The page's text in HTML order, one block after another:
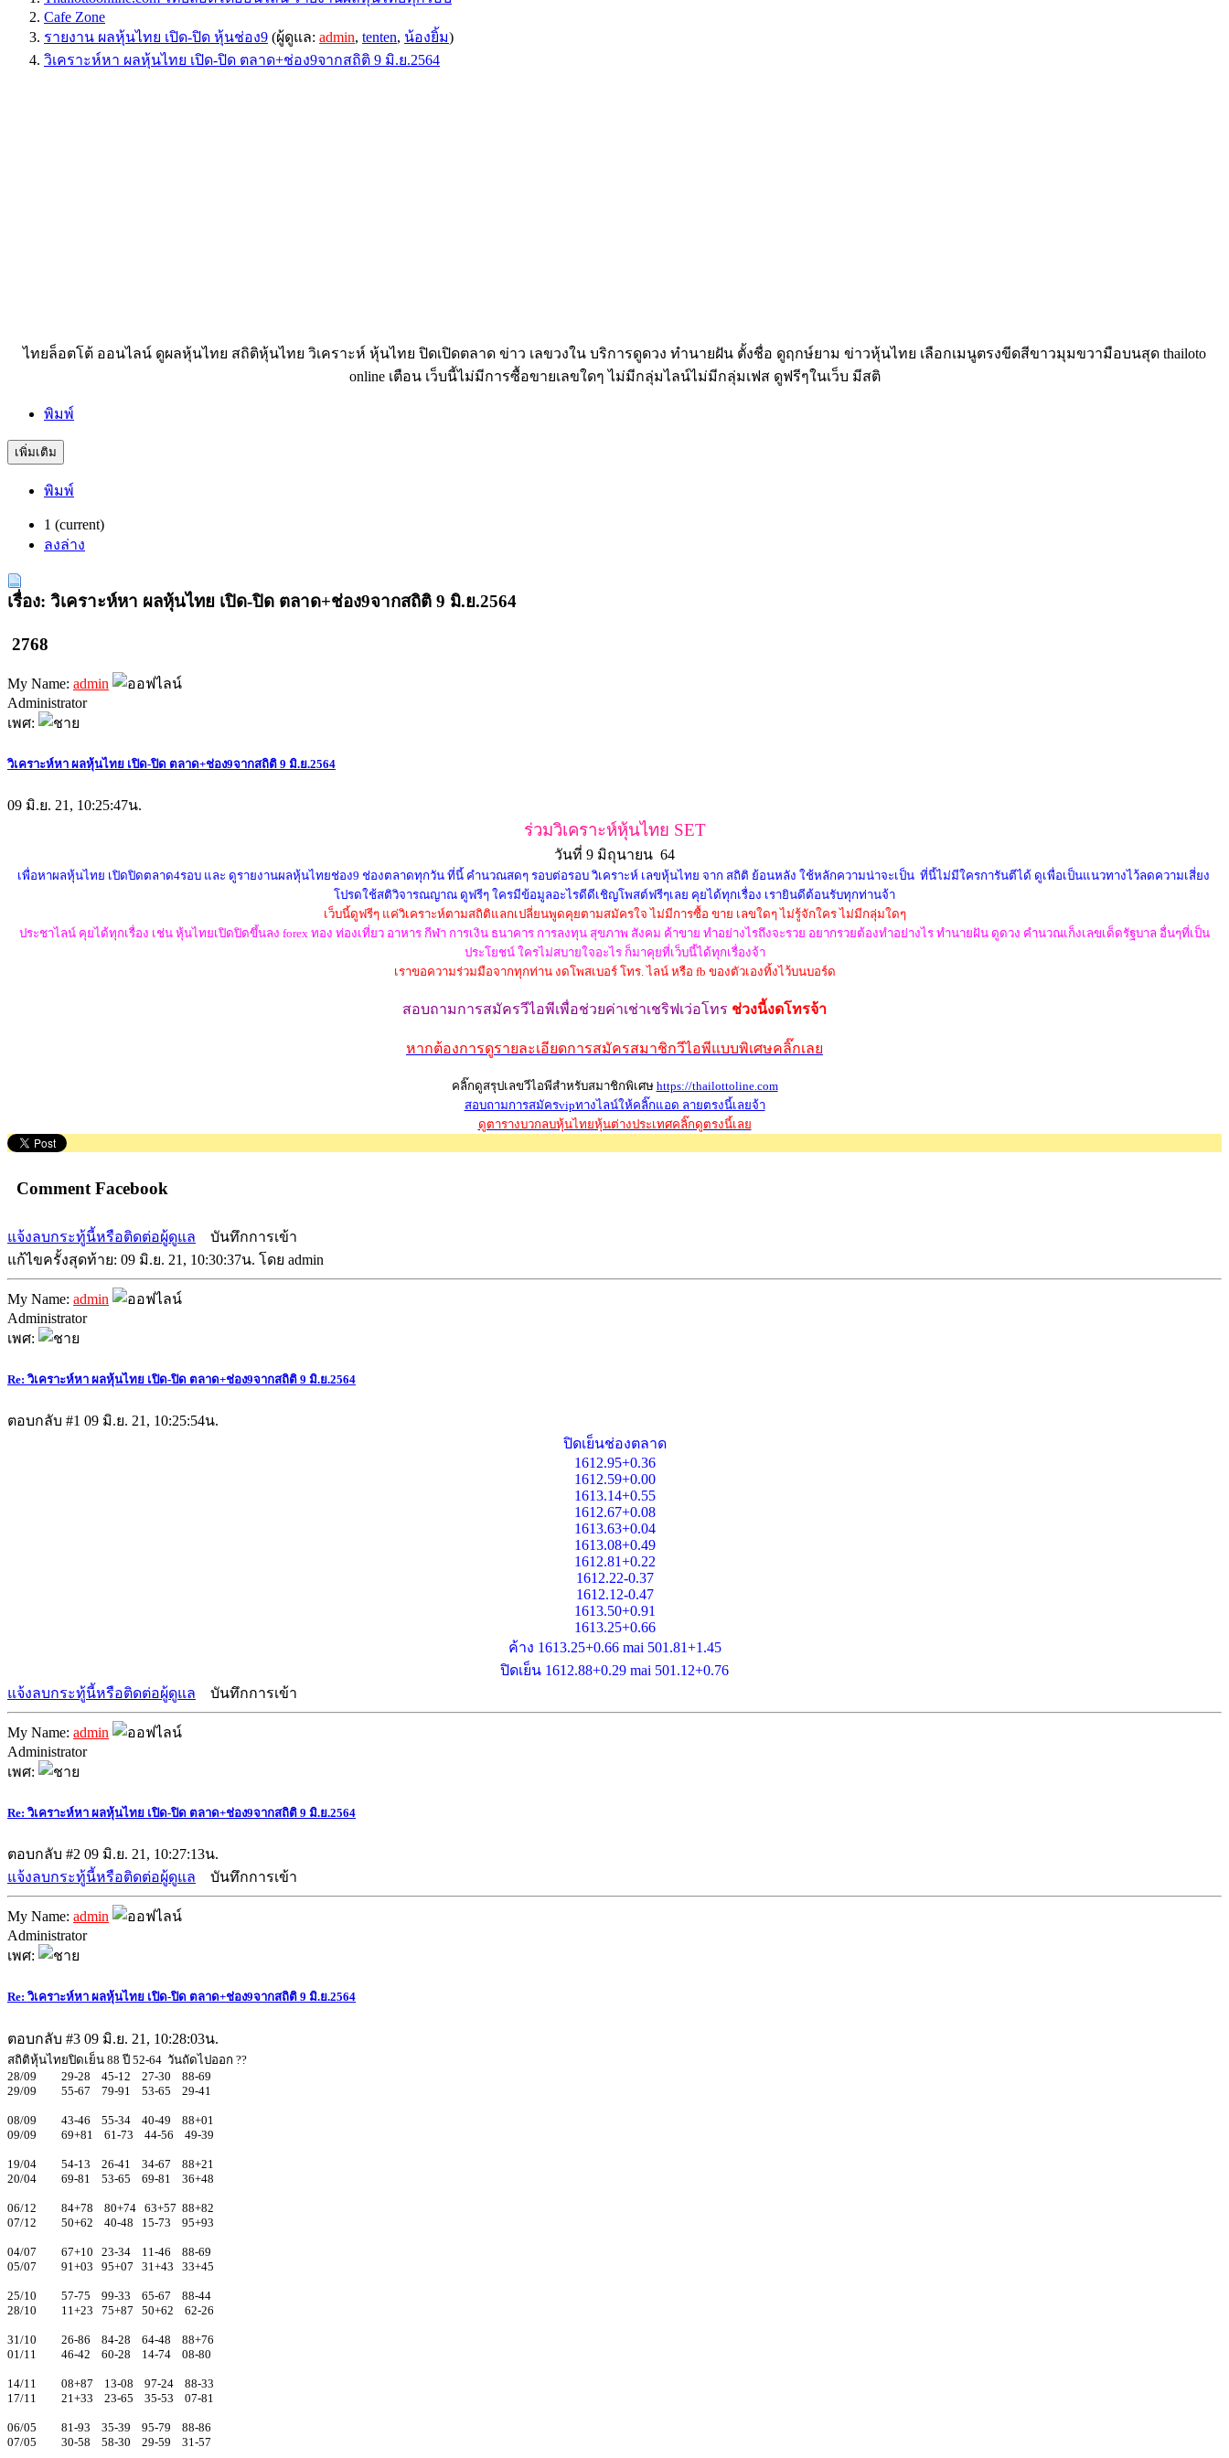
Cafe Zone
รายงาน ผลหุ้นไทย เปิด-ปิด หุ้นช่อง9 (ผู้ดูแล: admin, tenten, น้องยิ้ม)
วิเคราะห์หา ผลหุ้นไทย เปิด-ปิด ตลาด+ช่อง9จากสถิติ 9 มิ.ย.2564
ไทยล็อตโต้ ออนไลน์ ดูผลหุ้นไทย สถิติหุ้นไทย วิเคราะห์ หุ้นไทย ปิดเปิดตลาด ข่าว เลขวงใน บริการดูดวง ทำนายฝัน ตั้งชื่อ ดูฤกษ์ยาม ข่าวหุ้นไทย เลือกเมนูตรงขีดสีขาวมุมขวามือบนสุด thailoto
online เตือน เว็บนี้ไม่มีการซื้อขายเลขใดๆ ไม่มีกลุ่มไลน์ไม่มีกลุ่มเฟส ดูฟรีๆในเว็บ มีสติ
พิมพ์
เพิ่มเติม
พิมพ์
1 (current)
ลงล่าง
เรื่อง: วิเคราะห์หา ผลหุ้นไทย เปิด-ปิด ตลาด+ช่อง9จากสถิติ 9 มิ.ย.2564
2768
My Name: admin
Administrator
เพศ:
วิเคราะห์หา ผลหุ้นไทย เปิด-ปิด ตลาด+ช่อง9จากสถิติ 9 มิ.ย.2564
09 มิ.ย. 21, 10:25:47น.
ร่วมวิเคราะห์หุ้นไทย SET
วันที่ 9 มิถุนายน 64
เพื่อหาผลหุ้นไทย เปิดปิดตลาด4รอบ และ ดูรายงานผลหุ้นไทยช่อง9 ช่องตลาดทุกวัน ที่นี้ คำนวณสดๆ รอบต่อรอบ วิเคราะห์ เลขหุ้นไทย จาก สถิติ ย้อนหลัง ใช้หลักความน่าจะเป็น ที่นี้ไม่มีใครการันตีได้ ดูเพื่อเป็นแนวทางไว้ลดความเสี่ยง
โปรดใช้สติวิจารณญาณ ดูฟรีๆ ใครมีข้อมูลอะไรดีดีเชิญโพสต์ฟรีๆเลย คุยได้ทุกเรื่อง เรายินดีต้อนรับทุกท่านจ้า
เว็บนี้ดูฟรีๆ แค่วิเคราะห์ตามสถิติแลกเปลี่ยนพูดคุยตามสมัครใจ ไม่มีการซื้อ ขาย เลขใดๆ ไม่รู้จักใคร ไม่มีกลุ่มใดๆ
ประชาไลน์ คุยได้ทุกเรื่อง เช่น หุ้นไทยเปิดปิดขึ้นลง forex ทอง ท่องเที่ยว อาหาร กีฬา การเงิน ธนาคาร การลงทุน สุขภาพ สังคม ค้าขาย ทำอย่างไรถึงจะรวย อยากรวยต้องทำอย่างไร ทำนายฝัน ดูดวง คำนวณเก็งเลขเด็ดรัฐบาล อื่นๆที่เป็น
ประโยชน์ ใครไม่สบายใจอะไร ก็มาคุยที่เว็บนี้ได้ทุกเรื่องจ้า
เราขอความร่วมมือจากทุกท่าน งดโพสเบอร์ โทร. ไลน์ หรือ fb ของตัวเองทิ้งไว้บนบอร์ด
สอบถามการสมัครวีไอพีเพื่อช่วยค่าเช่าเชริฟเว่อโทร ช่วงนี้งดโทรจ้า
หากต้องการดูรายละเอียดการสมัครสมาชิกวีไอพีแบบพิเศษคลิ๊กเลย
คลิ๊กดูสรุปเลขวีไอพีสำหรับสมาชิกพิเศษ https://thailottoline.com
สอบถามการสมัครvipทางไลน์ให้คลิ๊กแอด ลายตรงนี้เลยจ้า
ดูตารางบวกลบหุ้นไทยหุ้นต่างประเทศคลิ๊กดูตรงนี้เลย
Comment Facebook
แจ้งลบกระทู้นี้หรือติดต่อผู้ดูแล
บันทึกการเข้า
แก้ไขครั้งสุดท้าย: 09 มิ.ย. 21, 10:30:37น. โดย admin
My Name: admin
Administrator
เพศ:
Re: วิเคราะห์หา ผลหุ้นไทย เปิด-ปิด ตลาด+ช่อง9จากสถิติ 9 มิ.ย.2564
ตอบกลับ #1 09 มิ.ย. 21, 10:25:54น.
ปิดเย็นช่องตลาด
1612.95+0.36
1612.59+0.00
1613.14+0.55
1612.67+0.08
1613.63+0.04
1613.08+0.49
1612.81+0.22
1612.22-0.37
1612.12-0.47
1613.50+0.91
1613.25+0.66
ค้าง 1613.25+0.66 mai 501.81+1.45
ปิดเย็น 1612.88+0.29 mai 501.12+0.76
แจ้งลบกระทู้นี้หรือติดต่อผู้ดูแล
บันทึกการเข้า
My Name: admin
Administrator
เพศ:
Re: วิเคราะห์หา ผลหุ้นไทย เปิด-ปิด ตลาด+ช่อง9จากสถิติ 9 มิ.ย.2564
ตอบกลับ #2 09 มิ.ย. 21, 10:27:13น.
แจ้งลบกระทู้นี้หรือติดต่อผู้ดูแล
บันทึกการเข้า
My Name: admin
Administrator
เพศ:
Re: วิเคราะห์หา ผลหุ้นไทย เปิด-ปิด ตลาด+ช่อง9จากสถิติ 9 มิ.ย.2564
ตอบกลับ #3 09 มิ.ย. 21, 10:28:03น.
สถิติหุ้นไทยปิดเย็น 88 ปี 52-64 วันถัดไปออก ??
28/09 29-28 45-12 27-30 88-69
29/09 55-67 79-91 53-65 29-41
08/09 43-46 55-34 40-49 88+01
09/09 69+81 61-73 44-56 49-39
19/04 54-13 26-41 34-67 88+21
20/04 69-81 53-65 69-81 36+48
06/12 84+78 80+74 63+57 88+82
07/12 50+62 40-48 15-73 95+93
04/07 67+10 23-34 11-46 88-69
05/07 91+03 95+07 31+43 33+45
25/10 57-75 99-33 65-67 88-44
28/10 11+23 75+87 50+62 62-26
31/10 26-86 84-28 64-48 88+76
01/11 46-42 60-28 14-74 08-80
14/11 08+87 13-08 97-24 88-33
17/11 21+33 23-65 35-53 07-81
06/05 81-93 35-39 95-79 88-86
07/05 30-58 58-30 29-59 31-57